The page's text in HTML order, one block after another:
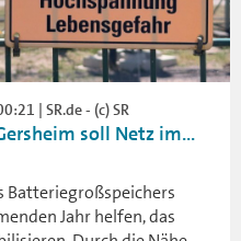
| SR.de - (c) SR
soll Netz im...
Batteriegroßspeichers
Jahr helfen, das